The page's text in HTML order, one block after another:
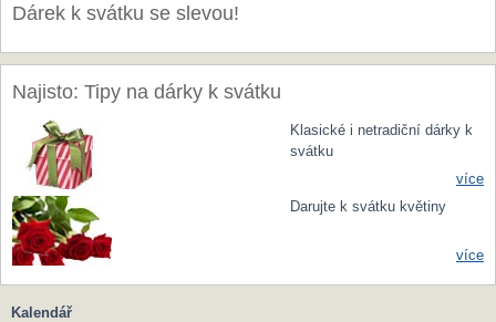
Dárek k svátku se slevou!
Najisto: Tipy na dárky k svátku
Klasické i netradiční dárky k
svátku
více
Darujte k svátku květiny
více
Kalendář